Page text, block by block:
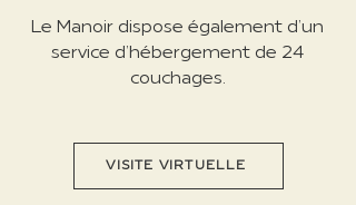
Le Manoir dispose également d’un
service d’hébergement de 24
couchages.
VISITE VIRTUELLE